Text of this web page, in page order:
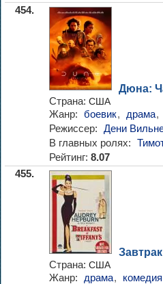
454.
Дюна:
Страна: США
Жанр: боевик, драма,
Режиссер: Дени
В главных ролях:
Рейтинг: 8.07
455.
Страна: США
Жанр: драма, комедия